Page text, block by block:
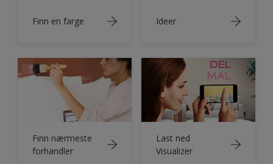
Finn en farge Ideer
Finn nærmeste
forhandler
Last ned
Visualizer